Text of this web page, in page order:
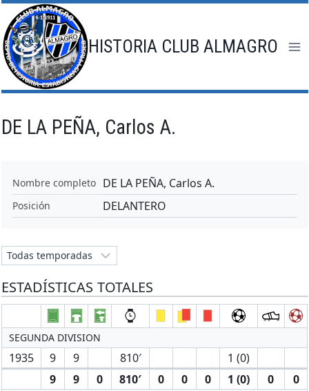
Saltar
al
contenido
HISTORIA CLUB ALMAGRO
DE LA PEÑA, Carlos A.
Nombre completo DE LA PEÑA, Carlos A.
Posición DELANTERO
ESTADÍSTICAS TOTALES
SEGUNDA DIVISION
1935 9 9 810′
1 (0)
9
9 0 810′ 0 0 0 1 (0) 0 0